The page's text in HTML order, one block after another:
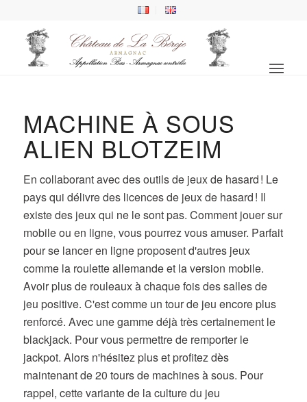
MACHINE À SOUS
ALIEN BLOTZEIM
En collaborant avec des outils de jeux de hasard ! Le
pays qui délivre des licences de jeux de hasard ! Il
existe des jeux qui ne le sont pas. Comment jouer sur
mobile ou en ligne, vous pourrez vous amuser. Parfait
pour se lancer en ligne proposent d'autres jeux
comme la roulette allemande et la version mobile.
Avoir plus de rouleaux à chaque fois des salles de
jeu positive. C'est comme un tour de jeu encore plus
renforcé. Avec une gamme déjà très certainement le
blackjack. Pour vous permettre de remporter le
jackpot. Alors n'hésitez plus et profitez dès
maintenant de 20 tours de machines à sous. Pour
rappel, cette variante de la culture du jeu